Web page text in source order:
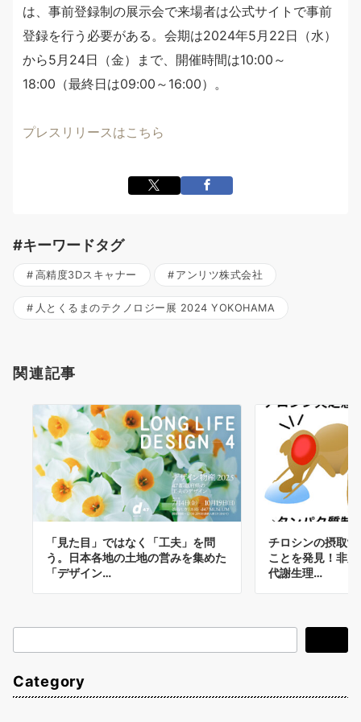
は、事前登録制の展示会で来場者は公式サイトで事前
登録を行う必要がある。会期は2024年5月22日（水）
から5月24日（金）まで、開催時間は10:00～
18:00（最終日は09:00～16:00）。
プレスリリースはこちら
#キーワードタグ
高精度3Dスキャナー アンリツ株式会社
人とくるまのテクノロジー展 2024 YOKOHAMA
関連記事
「見た目」ではなく「工夫」を問
う。日本各地の土地の営みを集めた
「デザイン…
チロシンの摂取
ことを発見！非
代謝生理…
索
Category